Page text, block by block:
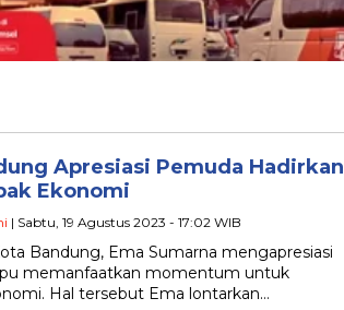
Apresiasi Pemuda Hadirkan
Ekonomi
| Sabtu, 19 Agustus 2023 - 17:02 WIB
Bandung, Ema Sumarna mengapresiasi
memanfaatkan momentum untuk
Hal tersebut Ema lontarkan…